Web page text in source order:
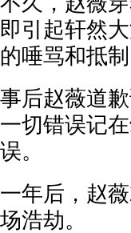
即引起轩然
的唾骂和抵
事后赵薇道
一切错误记
误。
一年后，赵
场浩劫。